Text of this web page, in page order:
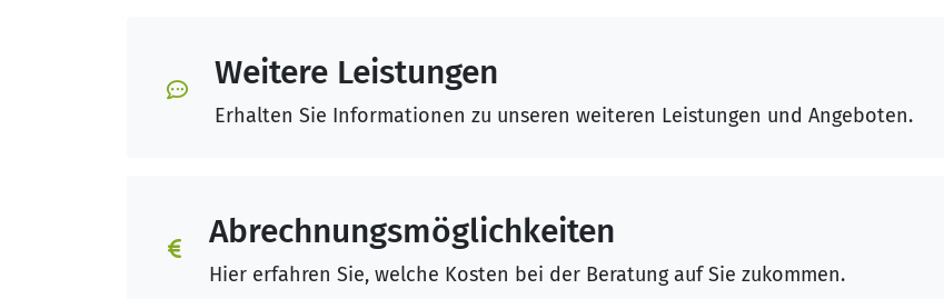
Weitere Leistungen
Erhalten Sie Informationen zu unseren weiteren Leistungen und Angeboten.
Abrechnungsmöglichkeiten
Hier erfahren Sie, welche Kosten bei der Beratung auf Sie zukommen.